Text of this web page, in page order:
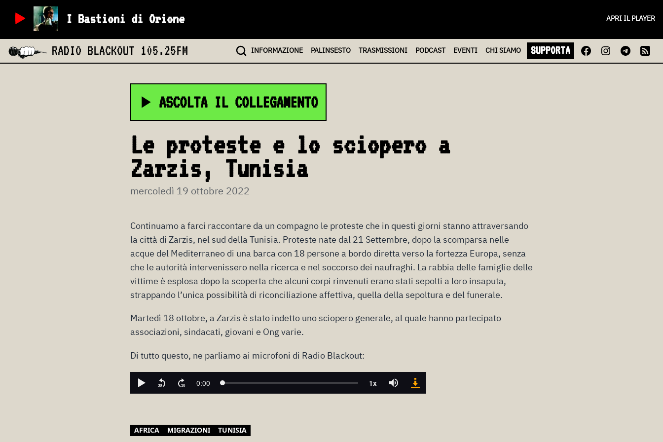
I Bastioni di Orione APRI IL PLAYER
RADIO BLACKOUT 105.25FM INFORMAZIONE PALINSESTO TRASMISSIONI PODCAST EVENTI CHISIAMO SUPPORTA
ASCOLTA IL COLLEGAMENTO
Le proteste e lo sciopero a
Zarzis, Tunisia
mercoledì 19 ottobre 2022
Continuamo a farci raccontare da un compagno le proteste che in questi giorni stanno attraversando
la città di Zarzis, nel sud della Tunisia. Proteste nate dal 21 Settembre, dopo la scomparsa nelle
acque del Mediterraneo di una barca con 18 persone a bordo diretta verso la fortezza Europa, senza
che le autorità intervenissero nella ricerca e nel soccorso dei naufraghi. La rabbia delle famiglie delle
vittime è esplosa dopo la scoperta che alcuni corpi rinvenuti erano stati sepolti a loro insaputa,
strappando l’unica possibilità di riconciliazione affettiva, quella della sepoltura e del funerale.
Martedì 18 ottobre, a Zarzis è stato indetto uno sciopero generale, al quale hanno partecipato
associazioni, sindacati, giovani e Ong varie.
Di tutto questo, ne parliamo ai microfoni di Radio Blackout:
AFRICA MIGRAZIONI TUNISIA